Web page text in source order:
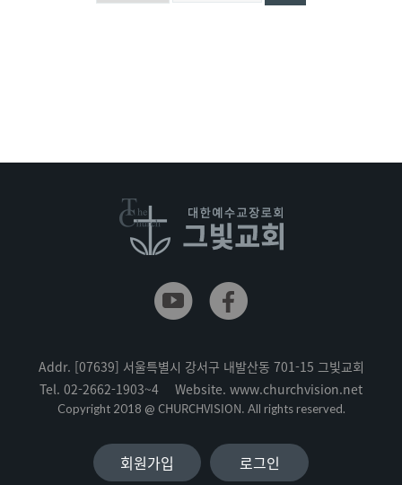
Addr. [07639] 서울특별시 강서구 내발산동 701-15 그빛교회
Tel. 02-2662-1903~4 Website. www.churchvision.net
Copyright 2018 @ CHURCHVISION. All rights reserved.
회원가입 로그인